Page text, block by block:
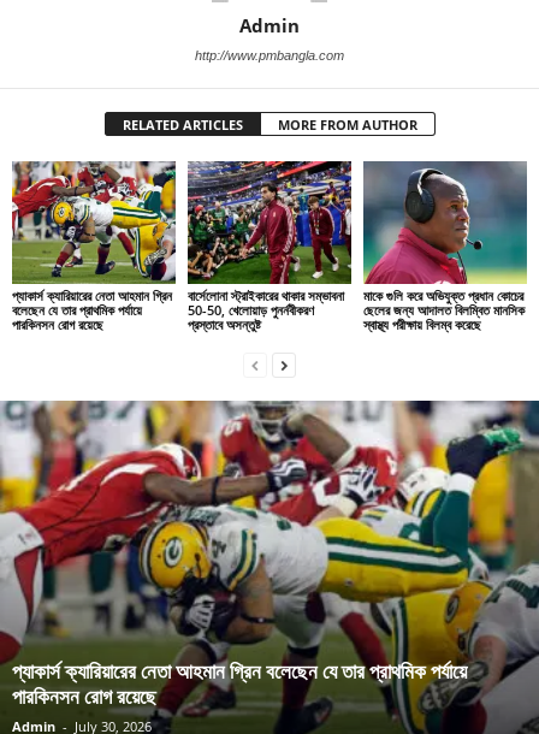
Admin
http://www.pmbangla.com
RELATED ARTICLES MORE FROM AUTHOR
প্যাকার্স ক্যারিয়ারের নেতা আহমান গ্রিন
বলেছেন যে তার প্রাথমিক পর্যায়ে
পারকিনসন রোগ রয়েছে
বার্সেলোনা স্ট্রাইকারের থাকার সম্ভাবনা
50-50, খেলোয়াড় পুনর্নবীকরণ
প্রস্তাবে অসন্তুষ্ট
মাকে গুলি করে অভিযুক্ত প্রধান কোচের
ছেলের জন্য আদালত বিলম্বিত মানসিক
স্বাস্থ্য পরীক্ষায় বিলম্ব করেছে
প্যাকার্স ক্যারিয়ারের নেতা আহমান গ্রিন বলেছেন যে তার প্রাথমিক পর্যায়ে
পারকিনসন রোগ রয়েছে
Admin - July 30, 2026